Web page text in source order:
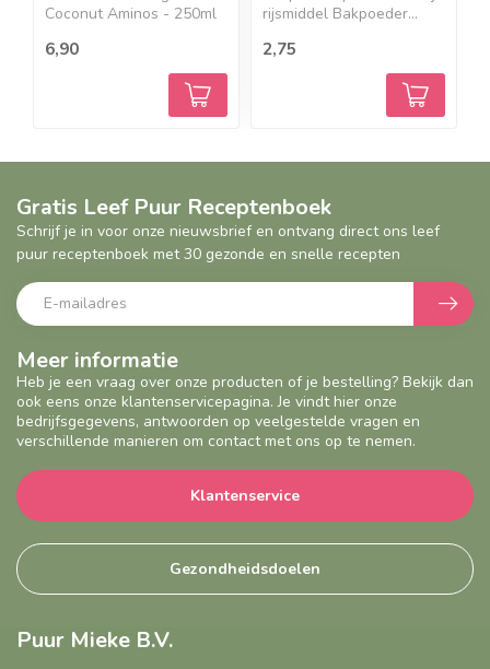
Coconut Aminos - 250ml
6,90
rijsmiddel Bakpoeder...
2,75
Meer informatie
Heb je een vraag over onze producten of je bestelling? Bekijk dan
ook eens onze klantenservicepagina. Je vindt hier onze
bedrijfsgegevens, antwoorden op veelgestelde vragen en
verschillende manieren om contact met ons op te nemen.
Klantenservice
Gezondheidsdoelen
Gratis Leef Puur Receptenboek
Schrijf je in voor onze nieuwsbrief en ontvang direct ons leef
puur receptenboek met 30 gezonde en snelle recepten
Puur Mieke B.V.